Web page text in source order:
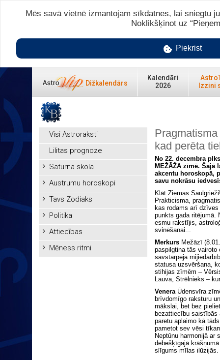
Dižkalendārs
Kalendāri
2026
Izzini
Visi Astroraksti
Lilitas prognoze
Saturna skola
Austrumu horoskopi
Tavs Zodiaks
Politika
Attiecības
Mēness ritmi
kad perēta
No 22. decembra
MEŽĀŽA zīmē. Šajā
akcentu horoskopā,
savu nokrāsu
Klāt Ziemas
Prakticisma,
kas rodams arī
punkts gada ritējumā.
esmu rakstījis,
svinēšanai...
Merkurs Mežāzī
paspilgtina tās vairoto
savstarpējā
statusa uzsvēršana,
stihijas zīmēm –
Lauva, Strēlnieks –
VeneraŪdensvīra
brīvdomīgo raksturu
mākslai, bet bez
bezattiecību saistībās
paretu aplaimo kā
pametot sev vēsi
Neptūnu harmonijā
debešķīgajā
slīgums mīlas ilūzijās.
Mēs savā vietnē izmantojam sīkdatnes, lai sniegtu
Noklikšķinot uz
Piekrist